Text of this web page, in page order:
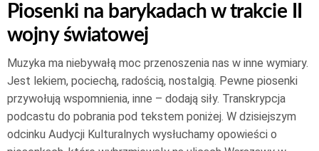
Piosenki na barykadach w trakcie II
wojny światowej
Muzyka ma niebywałą moc przenoszenia nas w inne wymiary.
Jest lekiem, pociechą, radością, nostalgią. Pewne piosenki
przywołują wspomnienia, inne – dodają siły. Transkrypcja
podcastu do pobrania pod tekstem poniżej. W dzisiejszym
odcinku Audycji Kulturalnych wysłuchamy opowieści o